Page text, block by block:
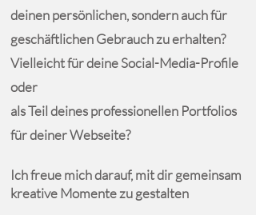
deinen persönlichen, sondern auch für
geschäftlichen Gebrauch zu erhalten?
Vielleicht für deine Social-Media-Profile
oder
als Teil deines professionellen Portfolios
für deiner Webseite?
Ich freue mich darauf, mit dir gemeinsam
kreative Momente zu gestalten